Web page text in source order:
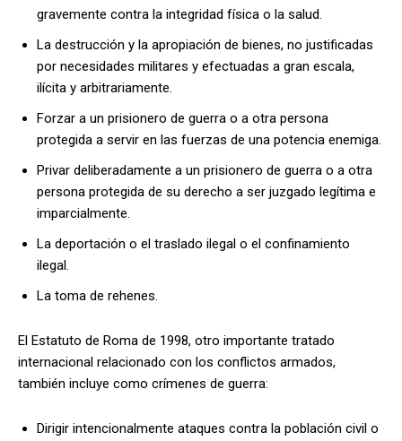
gravemente contra la integridad física o la salud.
La destrucción y la apropiación de bienes, no justificadas
por necesidades militares y efectuadas a gran escala,
ilícita y arbitrariamente.
Forzar a un prisionero de guerra o a otra persona
protegida a servir en las fuerzas de una potencia enemiga.
Privar deliberadamente a un prisionero de guerra o a otra
persona protegida de su derecho a ser juzgado legítima e
imparcialmente.
La deportación o el traslado ilegal o el confinamiento
ilegal.
La toma de rehenes.
El Estatuto de Roma de 1998, otro importante tratado
internacional relacionado con los conflictos armados,
también incluye como crímenes de guerra:
Dirigir intencionalmente ataques contra la población civil o